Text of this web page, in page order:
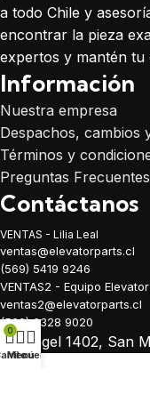
a todo Chile y
encontrar la pieza
expertos y mantén tu
Información
Nuestra empresa
Despachos, cambios
Términos y
Preguntas
Contáctanos
VENTAS - Lilia Leal
ventas@elevatorparts.cl
(569) 5419 9246
VENTAS2 - Equipo
ventas2@elevatorparts.cl
(569) 6328 9020
Arcángel 1402, San
0
Menú
Mi cuenta